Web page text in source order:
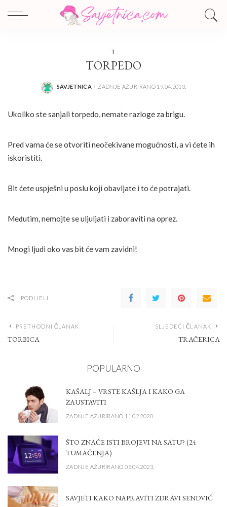
T
TORPEDO
POSTED
SAVJETNICA ZADNJE AŽURIRANO 19.04.2013.
Ukoliko ste sanjali torpedo, nemate razloge za brigu.
Pred vama će se otvoriti neočekivane mogućnosti, a vi ćete ih
iskoristiti.
Bit ćete uspješni u poslu koji obavljate i to će potrajati.
Međutim, nemojte se uljuljati i zaboraviti na oprez.
Mnogi ljudi oko vas bit će vam zavidni!
PODIJELI
PRETHODNI ČLANAK
TORBICA
SLJEDEĆI ČLANAK
TRAČERICA
POPULARNO
KAŠALJ – VRSTE KAŠLJA I KAKO GA
ZAUSTAVITI
ZADNJE AŽURIRANO 11.02.2020.
ŠTO ZNAČE ISTI BROJEVI NA SATU? (24
TUMAČENJA)
ZADNJE AŽURIRANO 05.04.2023.
SAVJETI KAKO NAPRAVITI ZDRAVI SENDVIČ